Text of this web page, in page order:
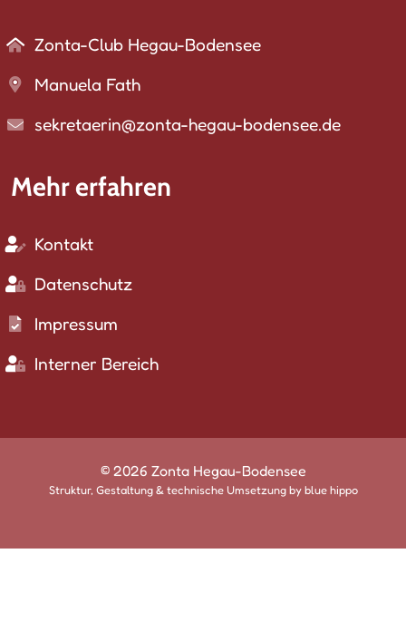
Zonta-Club Hegau-Bodensee
Manuela Fath
sekretaerin@zonta-hegau-bodensee.de
Mehr erfahren
Kontakt
Datenschutz
Impressum
Interner Bereich
© 2026 Zonta Hegau-Bodensee
Struktur, Gestaltung & technische Umsetzung by blue hippo